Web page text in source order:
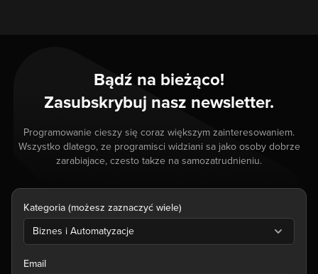
Bądź na bieżąco!
Zasubskrybuj nasz newsletter.
Programowanie cieszy się coraz większym zainteresowaniem.
Wszystko dlatego, ze programisci widziani sa jako osoby dobrze
zarabiajace, czesto takze na samozatrudnieniu.
Kategoria (możesz zaznaczyć wiele)
Biznes i Automatyzacje
Email